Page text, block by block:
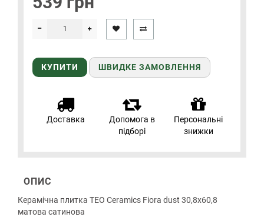
КУПИТИ ШВИДКЕ ЗАМОВЛЕННЯ
Доставка
Допомога в
підборі
Персональні
знижки
ОПИС
Керамічна плитка TEO Ceramics Fiora dust 30,8х60,8
матова сатинова